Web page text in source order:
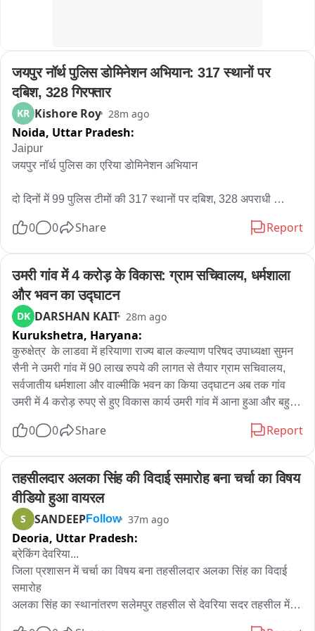
सतर्कता तथा स्थानीय लोगों के सहयोग से चेहल्लुम का समस्त आयोजन
शांतिपूर्ण एवं सौहार्दपूर्ण वातावरण में संपन्न हुआ।
जयपुर नॉर्थ पुलिस डोमिनेशन अभियान: 317 स्थानों पर
दबिश, 328 गिरफ्तार
KR Kishore Roy 28m ago
Noida, Uttar Pradesh:
Jaipur
जयपुर नॉर्थ पुलिस का एरिया डोमिनेशन अभियान
दो दिनों में 99 पुलिस टीमों की 317 स्थानों पर दबिश, 328 अपराधी
अभियान के दौरान 56 केस दर्ज किए गए
अवैध हथियार, मादक पदार्थ, अवैध शराब, नकदी और एक ट्रैक्टर जब्त
0 0 Share Report
उमरी गांव में 4 करोड़ के विकास: ग्राम सचिवालय, धर्मशाला
और भवन का उद्घाटन
DK DARSHAN KAIT 28m ago
Kurukshetra, Haryana:
कुरुक्षेत्र  के लाडवा में हरियाणा राज्य बाल कल्याण परिषद उपाध्यक्षा सुमन
सैनी ने उमरी गांव में 90 लाख रुपये की लागत से तैयार ग्राम सचिवालय,
सर्वजातीय धर्मशाला और वाल्मीकि भवन का किया उद्घाटन अब तक गांव
उमरी में 4 करोड़ रुपए से हुए विकास कार्य उमरी गांव में आना हुआ और बहुत
अंदर हुए और आज वाल्मीकी धर्मशाला में 28 लाख 25 हजार के करीब की
शिलान्यास उद्घाटन किया गया है, और पंचायत भवन के लिए 33 लाख के
द्वारा उद्घाटन किया गया है और इसी तरीके से बहुत से कार्य  मुख्यमंत्री के
द्वारा हर गांव के अंदर किए जा रहे हैं और हर गांव के अंदर 21,21 लाख की
राशि दी जा रही है और जिस तरीके से सबका साथ सबका विकास का
प्रयास का मूल मंत्र लेकर प्रदेश के मुख्यमंत्री चल रहे हैं और हमारे देश के
प्रधानमंत्री  की सोच है कि 2047 तक भारत को विकसित भारत बनाना है,
उसमें अहम भूमिका हरियाणा की रहेगी. और इसी तरीके से आज सभी को मैं
बहुत-बहुत बधाई और बहुत-बहुत शुभकामनाएं देती हूँ.
0 0 Share Report
तहसीलदार अलका सिंह की विदाई समारोह बना चर्चा का विषय
वीडियो हुआ वायरल
S SANDEEPFollow 37m ago
Deoria, Uttar Pradesh:
ब्रेकिंग देवरिया...
जिला प्रशासन में चर्चा का विषय बना तहसीलदार अलका सिंह का विदाई
समारोह
अलका सिंह का स्थानांतरण सलेमपुर तहसील से देवरिया सदर तहसील में